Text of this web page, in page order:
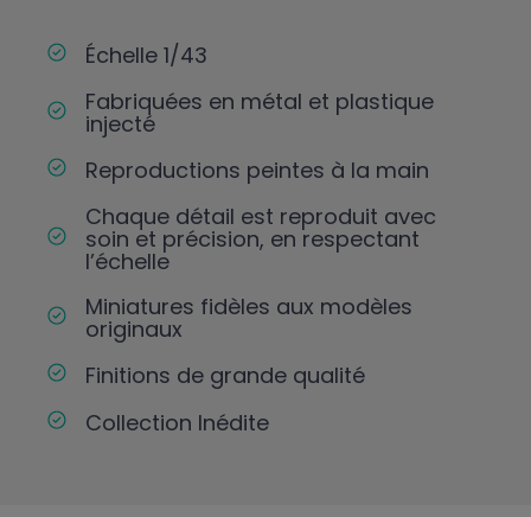
Échelle 1/43
Fabriquées en métal et plastique
injecté
Reproductions peintes à la main
Chaque détail est reproduit avec
soin et précision, en respectant
l’échelle
Miniatures fidèles aux modèles
originaux
Finitions de grande qualité
Collection Inédite